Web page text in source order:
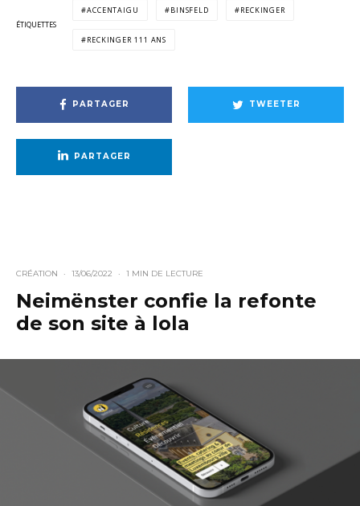
ÉTIQUETTES
ACCENTAIGU BINSFELD RECKINGER
RECKINGER 111 ANS
PARTAGER TWEETER
PARTAGER
CRÉATION · 13/06/2022 · 1 MIN DE LECTURE
Neimënster confie la refonte
de son site à lola